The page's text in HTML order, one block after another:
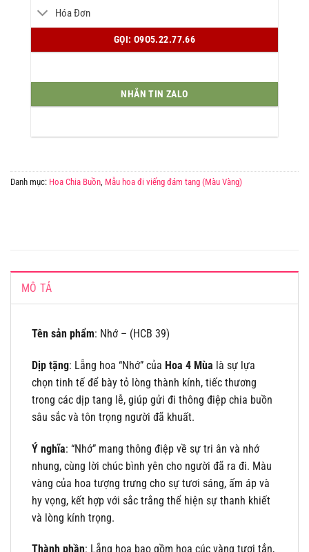
Hóa Đơn
GỌI: O9O5.22.77.66
NHẮN TIN ZALO
Danh mục: Hoa Chia Buồn, Mẫu hoa đi viếng đám tang (Màu Vàng)
MÔ TẢ
Tên sản phẩm: Nhớ – (HCB 39)
Dịp tặng: Lẵng hoa “Nhớ” của Hoa 4 Mùa là sự lựa
chọn tinh tế để bày tỏ lòng thành kính, tiếc thương
trong các dịp tang lễ, giúp gửi đi thông điệp chia buồn
sâu sắc và tôn trọng người đã khuất.
Ý nghĩa: “Nhớ” mang thông điệp về sự tri ân và nhớ
nhung, cùng lời chúc bình yên cho người đã ra đi. Màu
vàng của hoa tượng trưng cho sự tươi sáng, ấm áp và
hy vọng, kết hợp với sắc trắng thể hiện sự thanh khiết
và lòng kính trọng.
Thành phần: Lẵng hoa bao gồm hoa cúc vàng tươi tắn,